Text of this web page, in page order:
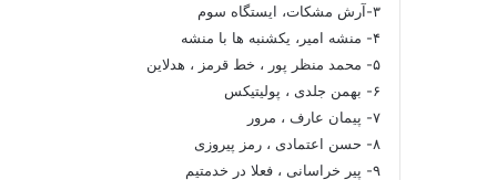
۳-آرش مشکات، ایستگاه سوم
۴- منشه امیر، یکشنبه ها با منشه
۵- محمد منظر پور ، خط قرمز ، هدلاین
۶- بهمن جلدی ، پولیتیکس
۷- پیمان عارف ، مرور
۸- حسن اعتمادی ، رمز پیروزی
۹- پیر خراسانی ، فعلا در خدمتیم